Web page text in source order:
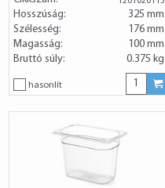
Hosszúság:
325 mm
Szélesség:
176 mm
Magasság:
100 mm
Bruttó súly:
0.375 kg
hasonlít